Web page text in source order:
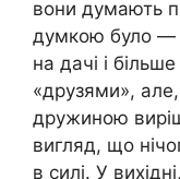
вони думають
думкою було —
на дачі і
«друзями»,
дружиною
вигляд, що
в силі. У